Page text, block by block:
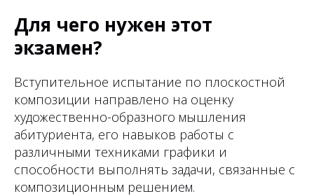
Для чего нужен этот
экзамен?
Вступительное испытание по плоскостной
композиции направлено на оценку
художественно-образного мышления
абитуриента, его навыков работы с
различными техниками графики и
способности выполнять задачи, связанные с
композиционным решением.